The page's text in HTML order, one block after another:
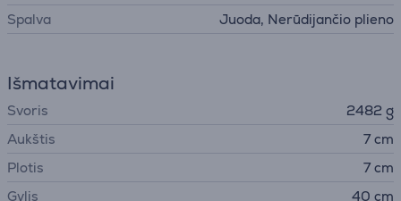
Spalva
Juoda, Nerūdijančio plieno
Išmatavimai
Svoris
2482 g
Aukštis
7 cm
Plotis
7 cm
Gylis
40 cm